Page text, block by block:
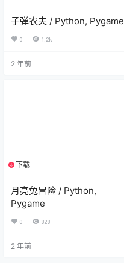
子弹农夫 / Python, Pygame
0 1.2k
2 年前
下载
月亮兔冒险 / Python,
Pygame
0 828
2 年前